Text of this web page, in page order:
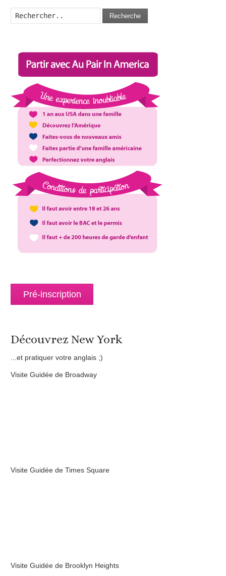
Recherche
Pré-inscription
Découvrez New York
...et pratiquer votre anglais ;)
Visite Guidée de Broadway
Visite Guidée de Times Square
Visite Guidée de Brooklyn Heights